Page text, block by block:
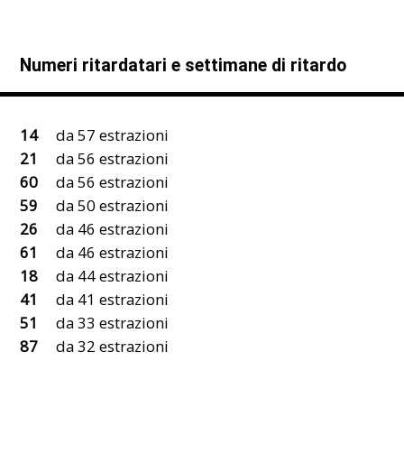
Numeri ritardatari e settimane di ritardo
14da 57 estrazioni
21
da 56 estrazioni
60
da 56 estrazioni
59 da 50 estrazioni
26
da 46 estrazioni
61
da 46 estrazioni
18 da 44 estrazioni
41
da 41 estrazioni
51
da 33 estrazioni
87 da 32 estrazioni